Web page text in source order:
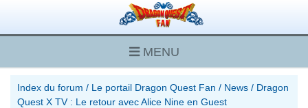
MENU
Index du forum / Le portail Dragon Quest Fan / News / Dragon
Quest X TV : Le retour avec Alice Nine en Guest